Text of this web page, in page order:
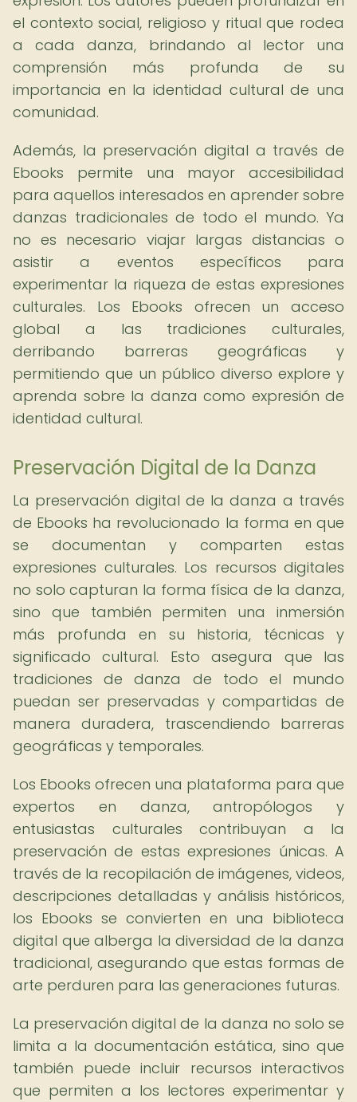
el contexto social, religioso y ritual que rodea
a cada danza, brindando al lector una
comprensión más profunda de su
importancia en la identidad cultural de una
comunidad.
Además, la preservación digital a través de
Ebooks permite una mayor accesibilidad
para aquellos interesados en aprender sobre
danzas tradicionales de todo el mundo. Ya
no es necesario viajar largas distancias o
asistir a eventos específicos para
experimentar la riqueza de estas expresiones
culturales. Los Ebooks ofrecen un acceso
global a las tradiciones culturales,
derribando barreras geográficas y
permitiendo que un público diverso explore y
aprenda sobre la danza como expresión de
identidad cultural.
Preservación Digital de la Danza
La preservación digital de la danza a través
de Ebooks ha revolucionado la forma en que
se documentan y comparten estas
expresiones culturales. Los recursos digitales
no solo capturan la forma física de la danza,
sino que también permiten una inmersión
más profunda en su historia, técnicas y
significado cultural. Esto asegura que las
tradiciones de danza de todo el mundo
puedan ser preservadas y compartidas de
manera duradera, trascendiendo barreras
geográficas y temporales.
Los Ebooks ofrecen una plataforma para que
expertos en danza, antropólogos y
entusiastas culturales contribuyan a la
preservación de estas expresiones únicas. A
través de la recopilación de imágenes, videos,
descripciones detalladas y análisis históricos,
los Ebooks se convierten en una biblioteca
digital que alberga la diversidad de la danza
tradicional, asegurando que estas formas de
arte perduren para las generaciones futuras.
La preservación digital de la danza no solo se
limita a la documentación estática, sino que
también puede incluir recursos interactivos
que permiten a los lectores experimentar y